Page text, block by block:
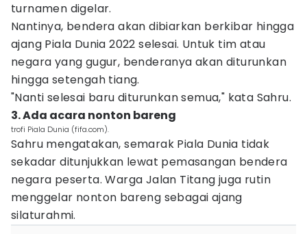
turnamen digelar.
Nantinya, bendera akan dibiarkan berkibar hingga
ajang Piala Dunia 2022 selesai. Untuk tim atau
negara yang gugur, benderanya akan diturunkan
hingga setengah tiang.
"Nanti selesai baru diturunkan semua," kata Sahru.
3. Ada acara nonton bareng
trofi Piala Dunia (fifa.com).
Sahru mengatakan, semarak Piala Dunia tidak
sekadar ditunjukkan lewat pemasangan bendera
negara peserta. Warga Jalan Titang juga rutin
menggelar nonton bareng sebagai ajang
silaturahmi.